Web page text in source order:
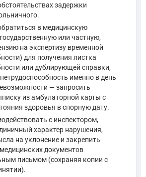
задержки
в медицинскую
или частную,
на экспертизу временной
для получения листка
или дублирующей справки,
именно в день
— запросить
из амбулаторной карты с
здоровья в спорную дату.
с инспектором,
характер нарушения,
на уклонение и закрепить
документов
письмом (сохраняя копии с